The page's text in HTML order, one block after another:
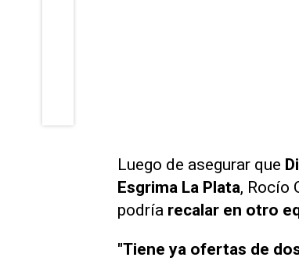
Luego de asegurar que
Esgrima La Plata, Rocío
podría recalar en otro
"Tiene ya ofertas de